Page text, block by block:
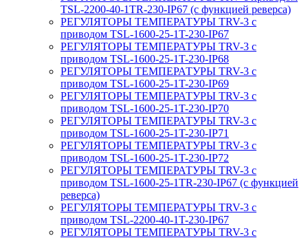
TSL-2200-40-1TR-230-IP67 (с функцией реверса)
РЕГУЛЯТОРЫ ТЕМПЕРАТУРЫ TRV-3 с
приводом TSL-1600-25-1T-230-IP67
РЕГУЛЯТОРЫ ТЕМПЕРАТУРЫ TRV-3 с
приводом TSL-1600-25-1T-230-IP68
РЕГУЛЯТОРЫ ТЕМПЕРАТУРЫ TRV-3 с
приводом TSL-1600-25-1T-230-IP69
РЕГУЛЯТОРЫ ТЕМПЕРАТУРЫ TRV-3 с
приводом TSL-1600-25-1T-230-IP70
РЕГУЛЯТОРЫ ТЕМПЕРАТУРЫ TRV-3 с
приводом TSL-1600-25-1T-230-IP71
РЕГУЛЯТОРЫ ТЕМПЕРАТУРЫ TRV-3 с
приводом TSL-1600-25-1T-230-IP72
РЕГУЛЯТОРЫ ТЕМПЕРАТУРЫ TRV-3 с
приводом TSL-1600-25-1TR-230-IP67 (с функцией
реверса)
РЕГУЛЯТОРЫ ТЕМПЕРАТУРЫ TRV-3 с
приводом TSL-2200-40-1T-230-IP67
РЕГУЛЯТОРЫ ТЕМПЕРАТУРЫ TRV-3 с